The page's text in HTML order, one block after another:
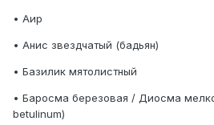
• Аир
• Анис звездчатый (бадьян)
• Базилик мятолистный
• Баросма березовая / Диосма
betulinum)